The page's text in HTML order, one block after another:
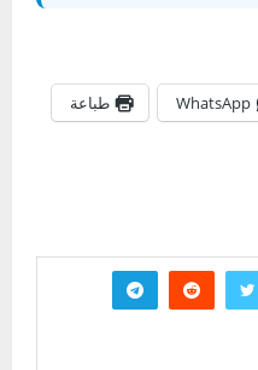
WhatsApp طباعة